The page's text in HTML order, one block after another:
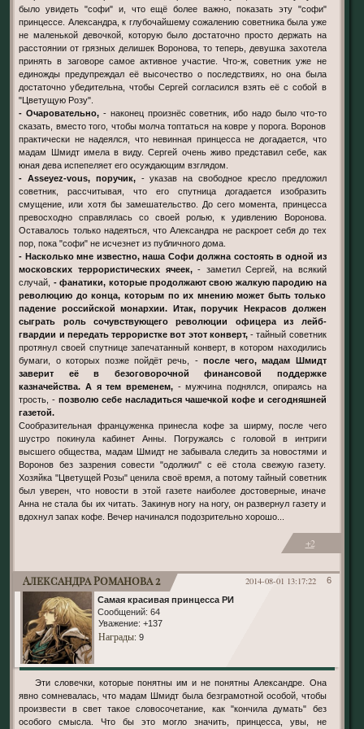
было увидеть "софи" и, что ещё более важно, показать эту "софи"
принцессе. Александра, к глубочайшему сожалению советника была уже
не маленькой девочкой, которую было достаточно просто держать на
расстоянии от грязных делишек Воронова, то теперь, девушка захотела
принять в заговоре самое активное участие. Что-ж, советник уже не
единожды предупреждал её высочество о последствиях, но она была
достаточно убедительна, чтобы Сергей согласился взять её с собой в
"Цветущую Розу".
- Очаровательно, - наконец произнёс советник, ибо надо было что-то
сказать, вместо того, чтобы молча топтаться на ковре у порога. Воронов
практически не надеялся, что невинная принцесса не догадается, что
мадам Шмидт имела в виду. Сергей очень живо представил себе, как
юная дева испепеляет его осуждающим взглядом.
- Asseyez-vous, поручик,- указав на свободное кресло предложил
советник, рассчитывая, что его спутница догадается изобразить
смущение, или хотя бы замешательство. До сего момента, принцесса
превосходно справлялась со своей ролью, к удивлению Воронова.
Оставалось только надеяться, что Александра не раскроет себя до тех
пор, пока "софи" не исчезнет из публичного дома.
- Насколько мне известно, наша Софи должна состоять в одной из
московских террористических ячеек,- заметил Сергей, на всякий
случай, - фанатики, которые продолжают свою жалкую пародию на
революцию до конца, которым по их мнению может быть только
падение российской монархии. Итак, поручик Некрасов должен
сыграть роль сочувствующего революции офицера из лейб-
гвардии и передать террористке вот этот конверт,- тайный советник
протянул своей спутнице запечатанный конверт, в котором находились
бумаги, о которых позже пойдёт речь, -после чего, мадам Шмидт
заверит её в безоговорочной финансовой поддержке
казначейства. А я тем временем, - мужчина поднялся, опираясь на
трость, -позволю себе насладиться чашечкой кофе и сегодняшней
газетой.
Сообразительная француженка принесла кофе за ширму, после чего
шустро покинула кабинет Анны. Погружаясь с головой в интриги
высшего общества, мадам Шмидт не забывала следить за новостями и
Воронов без зазрения совести "одолжил" с её стола свежую газету.
Хозяйка "Цветущей Розы" ценила своё время, а потому тайный советник
был уверен, что новости в этой газете наиболее достоверные, иначе
Анна не стала бы их читать. Закинув ногу на ногу, он развернул газету и
вдохнул запах кофе. Вечер начинался подозрительно хорошо...
+2
6
2014-08-01 13:17:22
Александра Романова 2
Самая красивая принцесса РИ
Сообщений: 64
Уважение: +137
Награды: 9
Эти словечки, которые понятны им и не понятны Александре. Она
явно сомневалась, что мадам Шмидт была безграмотной особой, чтобы
произвести в свет такое словосочетание, как "кончила думать" без
особого смысла. Что бы это могло значить, принцесса, увы, не